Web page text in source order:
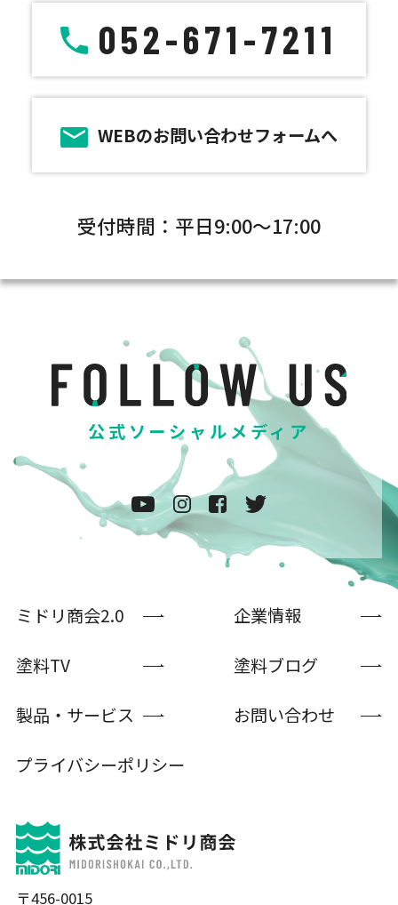
052-671-7211
WEBのお問い合わせフォームへ
受付時間：平日9:00～17:00
公式ソーシャルメディア
〒456-0015
ミドリ商会2.0
企業情報
塗料TV
塗料ブログ
製品・サービス
お問い合わせ
プライバシーポリシー